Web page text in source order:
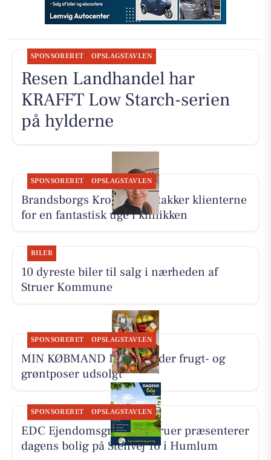
SPONSORERET OPSLAGSTAVLEN
Resen Landhandel har
KRAFFT Low Starch-serien
på hylderne
SPONSORERET OPSLAGSTAVLEN
Brandsborgs Kropsterapi takker klienterne
for en fantastisk uge i klinikken
BILER
10 dyreste biler til salg i nærheden af
Struer Kommune
SPONSORERET OPSLAGSTAVLEN
MIN KØBMAND I ASP melder frugt- og
grøntposer udsolgt
SPONSORERET OPSLAGSTAVLEN
EDC Ejen­doms­grup­pen Struer præsenterer
dagens bolig på Stenvej 16 i Humlum